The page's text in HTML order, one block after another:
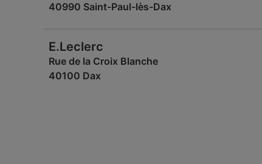
40990 Saint-Paul-lès-Dax
E.Leclerc
Rue de la Croix Blanche
40100 Dax